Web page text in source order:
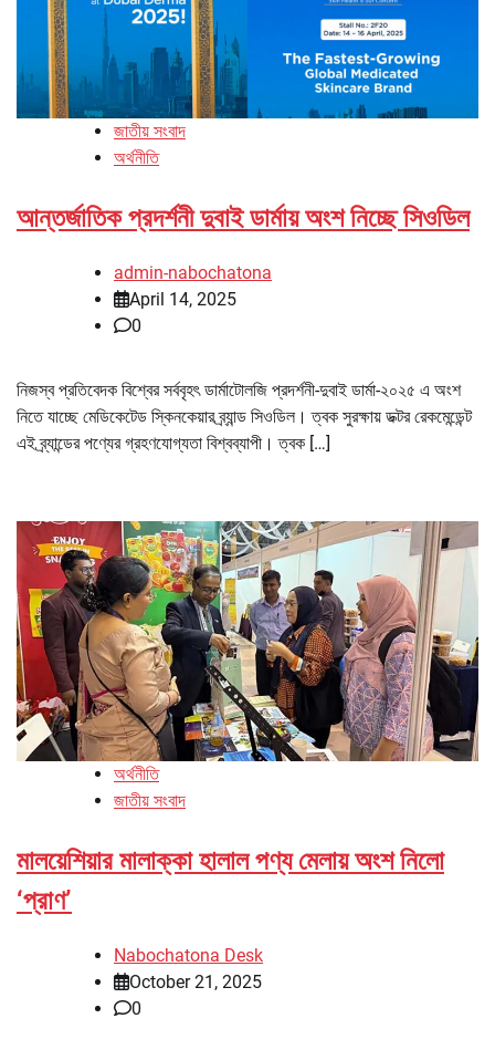
জাতীয় সংবাদ
অর্থনীতি
আন্তর্জাতিক প্রদর্শনী দুবাই ডার্মায় অংশ নিচ্ছে সিওডিল
admin-nabochatona
April 14, 2025
0
নিজস্ব প্রতিবেদক বিশ্বের সর্ববৃহৎ ডার্মাটোলজি প্রদর্শনী-দুবাই ডার্মা-২০২৫ এ অংশ
নিতে যাচ্ছে মেডিকেটেড স্কিনকেয়ার ব্র্যান্ড সিওডিল। ত্বক সুরক্ষায় ডক্টর রেকমেন্ডেন্ট
এই ব্র্যান্ডের পণ্যের গ্রহণযোগ্যতা বিশ্বব্যাপী। ত্বক […]
অর্থনীতি
জাতীয় সংবাদ
মালয়েশিয়ার মালাক্কা হালাল পণ্য মেলায় অংশ নিলো
‘প্রাণ’
Nabochatona Desk
October 21, 2025
0